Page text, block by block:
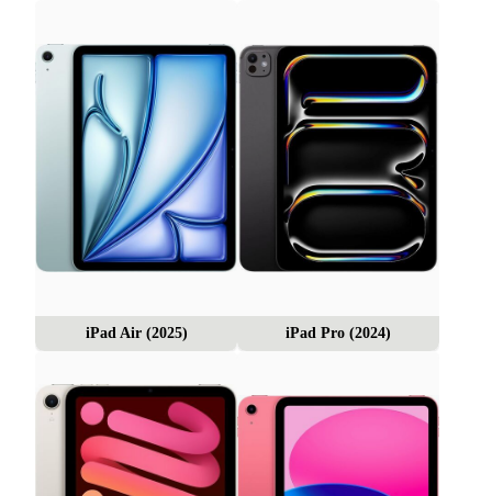
iPad Air (2025) iPad Pro (2024)